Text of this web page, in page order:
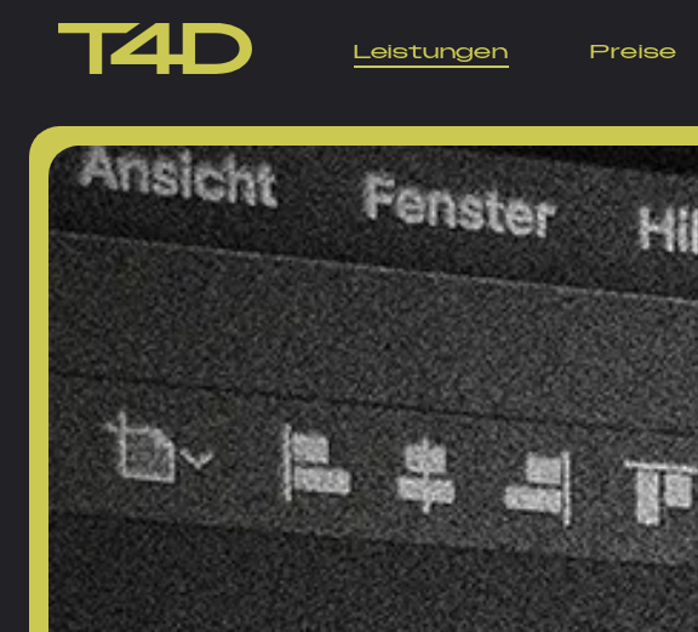
Leistungen Preise
Grafikdesign &